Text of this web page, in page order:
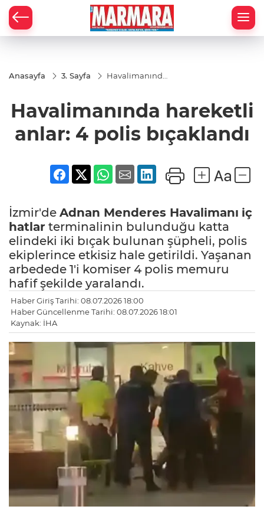
Anasayfa 3. Sayfa
Havalimanında
bıçaklandı
Havalimanında hareketli
anlar: 4 polis bıçaklandı
İzmir'de Adnan Menderes Havalimanı iç
hatlar terminalinin bulunduğu katta
elindeki iki bıçak bulunan şüpheli, polis
ekiplerince etkisiz hale getirildi. Yaşanan
arbedede 1'i komiser 4 polis memuru
hafif şekilde yaralandı.
Haber Giriş Tarihi: 08.07.2026 18:00
Haber Güncellenme Tarihi: 08.07.2026 18:01
Kaynak: İHA